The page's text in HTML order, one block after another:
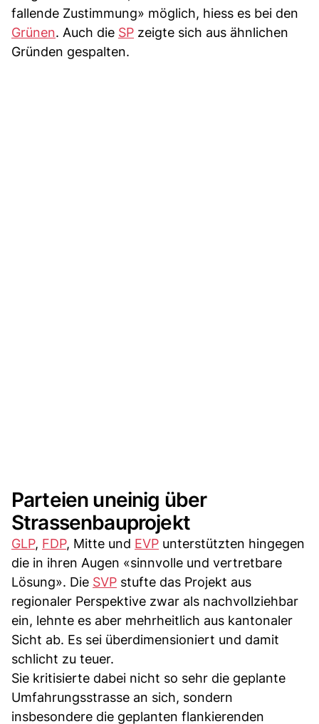
fallende Zustimmung» möglich, hiess es bei den
Grünen. Auch die SP zeigte sich aus ähnlichen
Gründen gespalten.
Parteien uneinig über
Strassenbauprojekt
GLP, FDP, Mitte und EVP unterstützten hingegen
die in ihren Augen «sinnvolle und vertretbare
Lösung». Die SVP stufte das Projekt aus
regionaler Perspektive zwar als nachvollziehbar
ein, lehnte es aber mehrheitlich aus kantonaler
Sicht ab. Es sei überdimensioniert und damit
schlicht zu teuer.
Sie kritisierte dabei nicht so sehr die geplante
Umfahrungsstrasse an sich, sondern
insbesondere die geplanten flankierenden